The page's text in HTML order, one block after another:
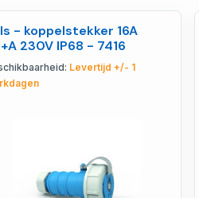
- koppelstekker 16A
230V IP68 - 7416
Levertijd +/- 1